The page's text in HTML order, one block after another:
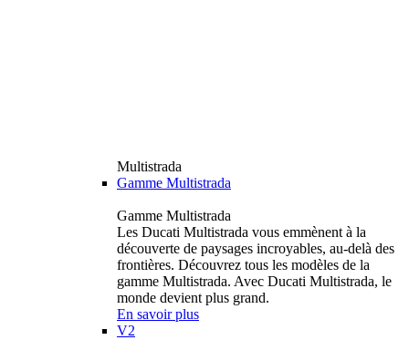
Multistrada
Gamme Multistrada
Gamme Multistrada
Les Ducati Multistrada vous emmènent à la
découverte de paysages incroyables, au-delà des
frontières. Découvrez tous les modèles de la
gamme Multistrada. Avec Ducati Multistrada, le
monde devient plus grand.
En savoir plus
V2